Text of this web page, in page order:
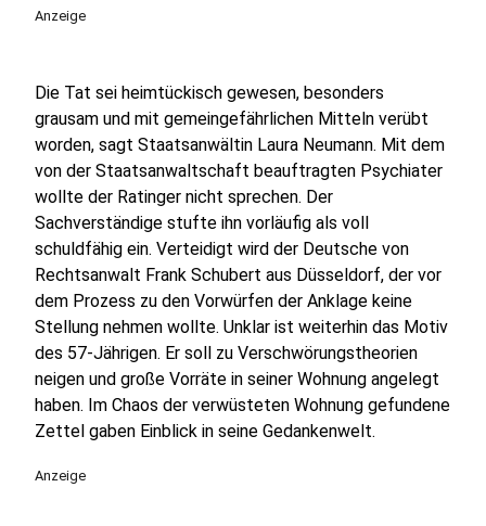
Anzeige
Die Tat sei heimtückisch gewesen, besonders
grausam und mit gemeingefährlichen Mitteln verübt
worden, sagt Staatsanwältin Laura Neumann. Mit dem
von der Staatsanwaltschaft beauftragten Psychiater
wollte der Ratinger nicht sprechen. Der
Sachverständige stufte ihn vorläufig als voll
schuldfähig ein. Verteidigt wird der Deutsche von
Rechtsanwalt Frank Schubert aus Düsseldorf, der vor
dem Prozess zu den Vorwürfen der Anklage keine
Stellung nehmen wollte. Unklar ist weiterhin das Motiv
des 57-Jährigen. Er soll zu Verschwörungstheorien
neigen und große Vorräte in seiner Wohnung angelegt
haben. Im Chaos der verwüsteten Wohnung gefundene
Zettel gaben Einblick in seine Gedankenwelt.
Anzeige